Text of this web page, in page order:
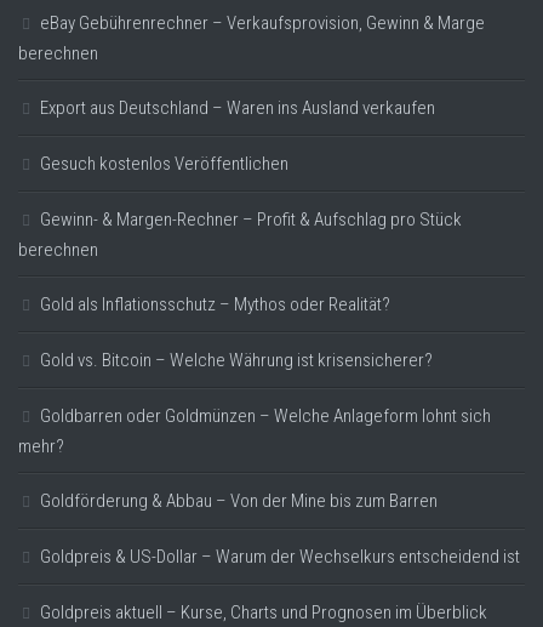
eBay Gebührenrechner – Verkaufsprovision, Gewinn & Marge
berechnen
Export aus Deutschland – Waren ins Ausland verkaufen
Gesuch kostenlos Veröffentlichen
Gewinn- & Margen-Rechner – Profit & Aufschlag pro Stück
berechnen
Gold als Inflationsschutz – Mythos oder Realität?
Gold vs. Bitcoin – Welche Währung ist krisensicherer?
Goldbarren oder Goldmünzen – Welche Anlageform lohnt sich
mehr?
Goldförderung & Abbau – Von der Mine bis zum Barren
Goldpreis & US-Dollar – Warum der Wechselkurs entscheidend ist
Goldpreis aktuell – Kurse, Charts und Prognosen im Überblick